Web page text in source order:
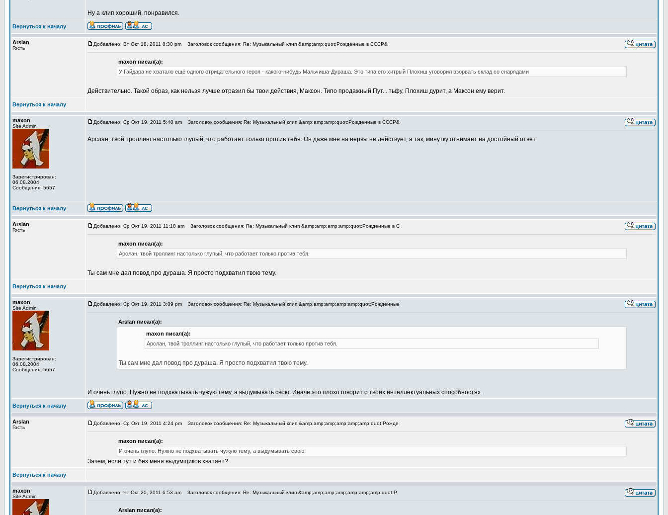
Ну а клип хороший, понравился.
Вернуться к началу
Arslan
Гость
Добавлено: Вт Окт 18, 2011 8:30 pm Заголовок сообщения: Re: Музыкальный клип &amp;amp;quot;Рожденные в СССР&
maxon писал(а):
У Гайдара не хватало ещё одного отрицательного героя - какого-нибудь Мальчиша-Дураша. Это типа его хитрый Плохиш уговорил взорвать склад со снарядами
Действительно. Такой образ, как нельзя лучше отразил бы твои действия, Максон. Типо продажный Пут... тьфу, Плохиш дурит, а Максон ему верит.
Вернуться к началу
maxon
Site Admin
Зарегистрирован:
06.08.2004
Сообщения: 5657
Добавлено: Ср Окт 19, 2011 5:40 am Заголовок сообщения: Re: Музыкальный клип &amp;amp;amp;quot;Рожденные в СССР&
Арслан, твой троллинг настолько глупый, что работает только против тебя. Он даже мне на нервы не действует, а так, минутку отнимает на достойный ответ.
Вернуться к началу
Arslan
Гость
Добавлено: Ср Окт 19, 2011 11:18 am Заголовок сообщения: Re: Музыкальный клип &amp;amp;amp;amp;quot;Рожденные в С
maxon писал(а):
Арслан, твой троллинг настолько глупый, что работает только против тебя.
Ты сам мне дал повод про дураша. Я просто подхватил твою тему.
Вернуться к началу
maxon
Site Admin
Зарегистрирован:
06.08.2004
Сообщения: 5657
Добавлено: Ср Окт 19, 2011 3:09 pm Заголовок сообщения: Re: Музыкальный клип &amp;amp;amp;amp;amp;quot;Рожденные
Arslan писал(а):
maxon писал(а):
Арслан, твой троллинг настолько глупый, что работает только против тебя.
Ты сам мне дал повод про дураша. Я просто подхватил твою тему.
И очень глупо. Нужно не подхватывать чужую тему, а выдумывать свою. Иначе это плохо говорит о твоих интеллектуальных способностях.
Вернуться к началу
Arslan
Гость
Добавлено: Ср Окт 19, 2011 4:24 pm Заголовок сообщения: Re: Музыкальный клип &amp;amp;amp;amp;amp;amp;quot;Рожде
maxon писал(а):
И очень глупо. Нужно не подхватывать чужую тему, а выдумывать свою.
Зачем, если тут и без меня выдумщиков хватает?
Вернуться к началу
maxon
Site Admin
Добавлено: Чт Окт 20, 2011 6:53 am Заголовок сообщения: Re: Музыкальный клип &amp;amp;amp;amp;amp;amp;amp;quot;Р
Arslan писал(а):